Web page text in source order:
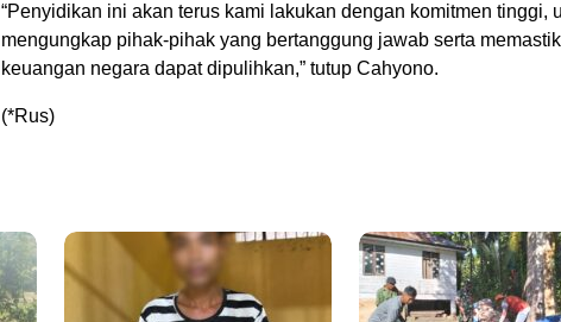
“Penyidikan ini akan terus kami lakukan dengan komitmen tinggi,
mengungkap pihak-pihak yang bertanggung jawab serta
keuangan negara dapat dipulihkan,” tutup Cahyono.
(*Rus)